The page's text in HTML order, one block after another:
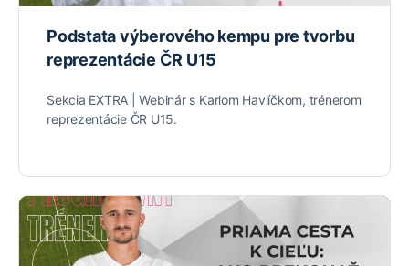
Podstata výberového kempu pre tvorbu
reprezentácie ČR U15
Sekcia EXTRA | Webinár s Karlom Havlíčkom, trénerom
reprezentácie ČR U15.